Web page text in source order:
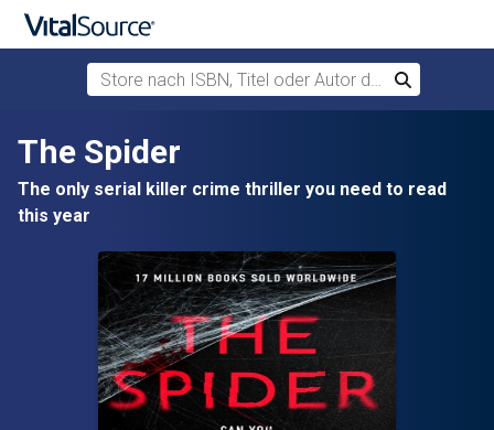
Zum Hauptinhalt springen
Store nach ISBN, Titel oder Autor durchsuchen
Suchen
The Spider
The only serial killer crime thriller you need to read
this year